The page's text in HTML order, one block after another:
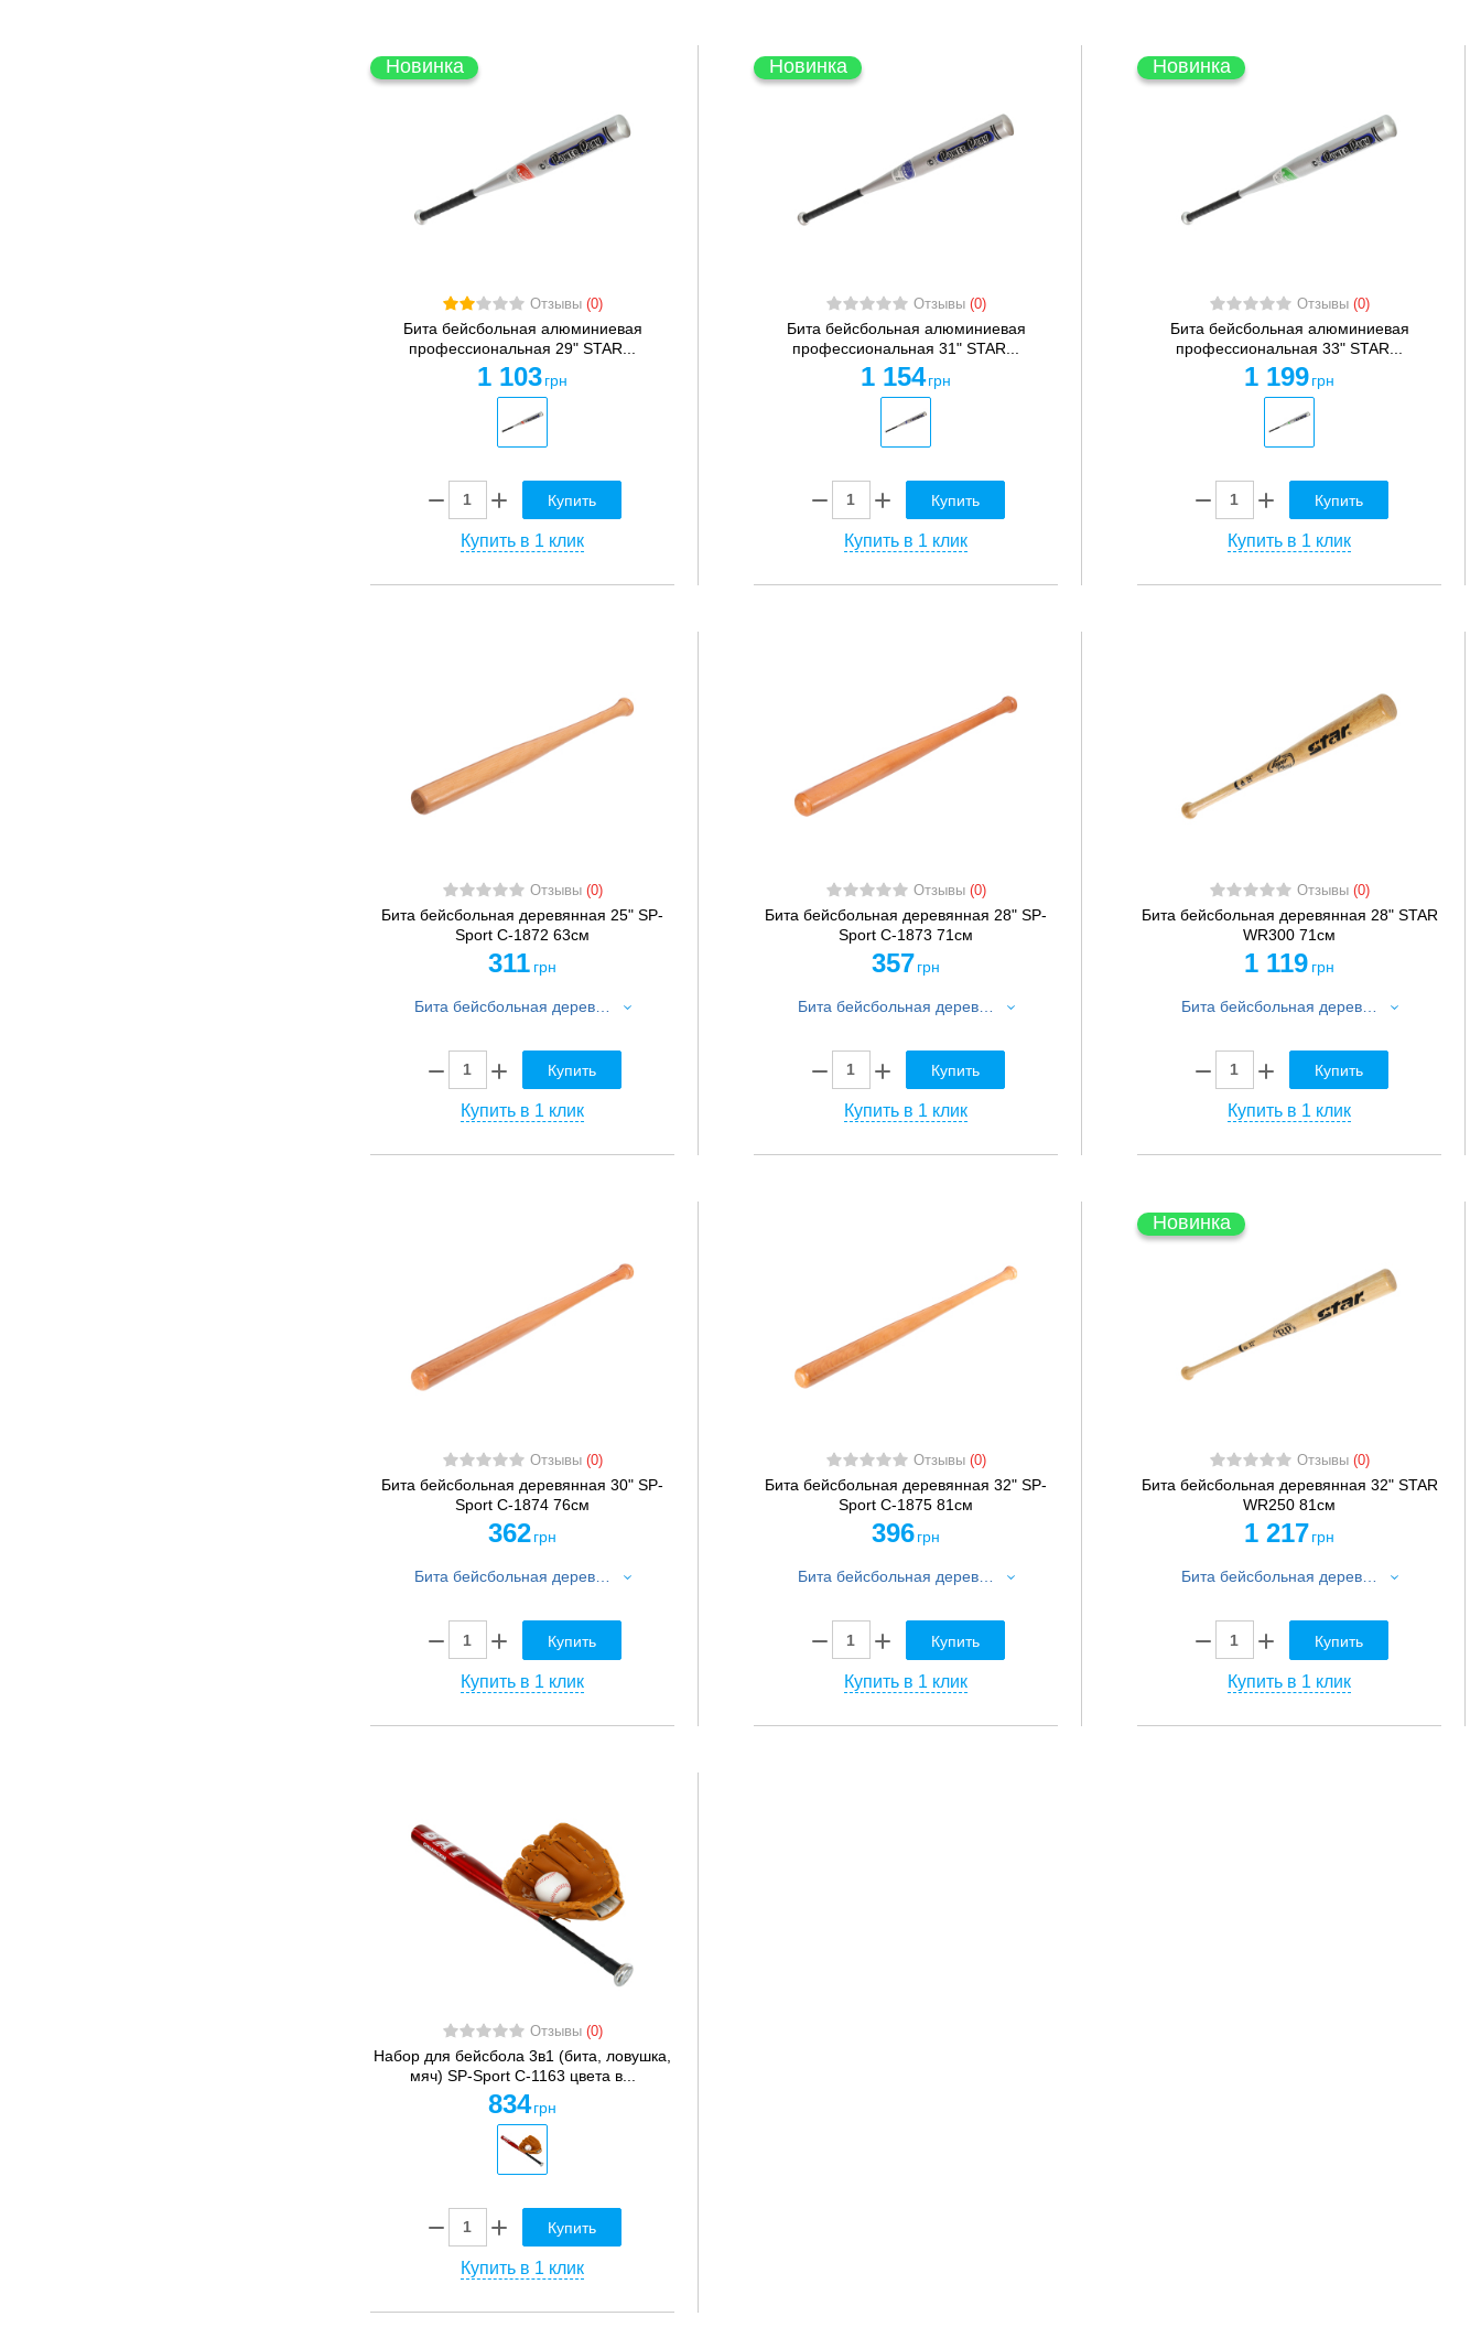
Новинка
Отзывы (0)
Бита бейсбольная алюминиевая
профессиональная 29" STAR...
1 103 грн
Купить
Купить в 1 клик
Новинка
Отзывы (0)
Бита бейсбольная алюминиевая
профессиональная 31" STAR...
1 154 грн
Купить
Купить в 1 клик
Новинка
Отзывы (0)
Бита бейсбольная алюминиевая
профессиональная 33" STAR...
1 199 грн
Купить
Купить в 1 клик
Отзывы (0)
Бита бейсбольная деревянная 25" SP-
Sport C-1872 63см
311 грн
Купить
Купить в 1 клик
Отзывы (0)
Бита бейсбольная деревянная 28" SP-
Sport C-1873 71см
357 грн
Купить
Купить в 1 клик
Отзывы (0)
Бита бейсбольная деревянная 28" STAR
WR300 71см
1 119 грн
Купить
Купить в 1 клик
Отзывы (0)
Бита бейсбольная деревянная 30" SP-
Sport C-1874 76см
362 грн
Бита бейсбольная деревянная 30" SP-Sport C-1874 76см
Купить
Купить в 1 клик
Отзывы (0)
Бита бейсбольная деревянная 32" SP-
Sport C-1875 81см
396 грн
Бита бейсбольная деревянная 32" SP-Sport C-1875 81см
Купить
Купить в 1 клик
Новинка
Отзывы (0)
Бита бейсбольная деревянная 32" STAR
WR250 81см
1 217 грн
Бита бейсбольная деревянная 32" STAR WR250 81см
Купить
Купить в 1 клик
Отзывы (0)
Набор для бейсбола 3в1 (бита, ловушка,
мяч) SP-Sport C-1163 цвета в...
834 грн
Купить
Купить в 1 клик